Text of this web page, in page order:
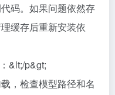
码。如果问题依然存
缓存后重新安装依
&lt;/p&gt;
，检查模型路径和名